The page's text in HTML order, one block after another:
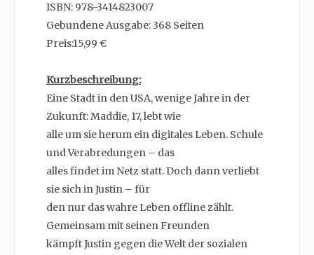
ISBN: 978-3414823007
Gebundene Ausgabe: 368 Seiten
Preis:15,99 €
Kurzbeschreibung:
Eine Stadt in den USA, wenige Jahre in der
Zukunft: Maddie, 17, lebt wie
alle um sie herum ein digitales Leben. Schule
und Verabredungen – das
alles findet im Netz statt. Doch dann verliebt
sie sich in Justin – für
den nur das wahre Leben offline zählt.
Gemeinsam mit seinen Freunden
kämpft Justin gegen die Welt der sozialen